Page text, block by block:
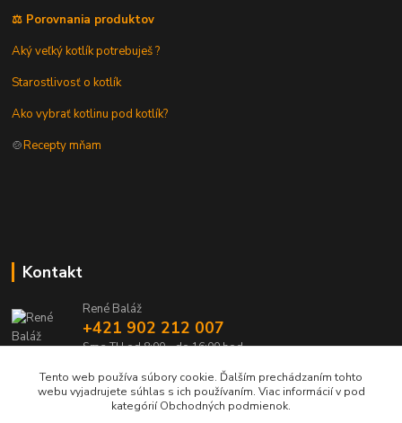
⚖️ Porovnania produktov
Aký veľký kotlík potrebuješ ?
Starostlivosť o kotlík
Ako vybrať kotlinu pod kotlík?
🍲Recepty mňam
Kontakt
René Baláž
+421 902 212 007
Sme TU od 8:00 - do 16:00 hod
info@kotlik.sk
Tento web používa súbory cookie. Ďalším prechádzaním tohto
webu vyjadrujete súhlas s ich používaním. Viac informácií v pod
kategórií Obchodných podmienok.